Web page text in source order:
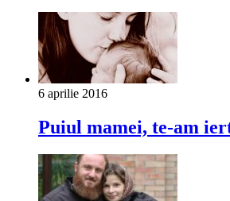
6 aprilie 2016
Puiul mamei, te-am